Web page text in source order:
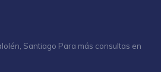
Santiago Para más consultas en